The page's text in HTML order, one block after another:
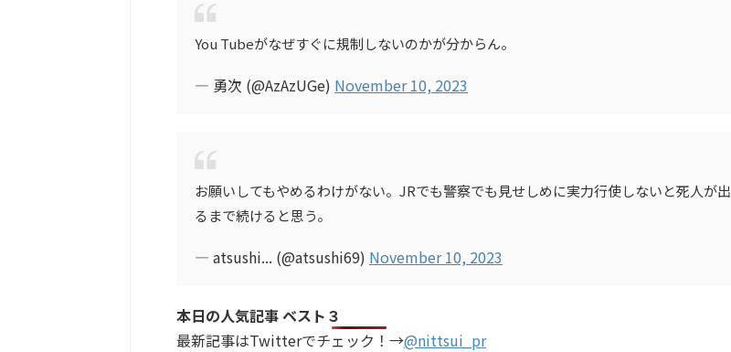
You Tubeがなぜすぐに規制しないのかが分からん。
— 勇次 (@AzAzUGe) November 10, 2023
お願いしてもやめるわけがない。JRでも警察でも見せしめに実力行使しないと死人が出
るまで続けると思う。
— atsushi... (@atsushi69) November 10, 2023
本日の人気記事 ベスト３
最新記事はTwitterでチェック！→@nittsui_pr